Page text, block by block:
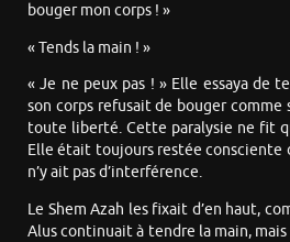
bouger mon corps ! »
« Tends la main ! »
« Je ne peux pas ! » Elle essaya de
son corps refusait de bouger
toute liberté. Cette paralysie ne fit
Elle était toujours restée consciente
n’y ait pas d’interférence.
Le Shem Azah les fixait d’en haut,
Alus continuait à tendre la main,